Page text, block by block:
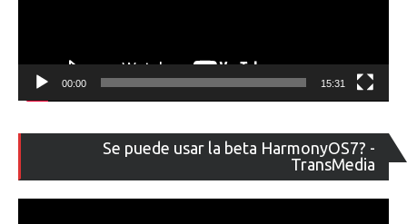
00:00 15:31
Se puede usar la beta HarmonyOS7? -
TransMedia
de